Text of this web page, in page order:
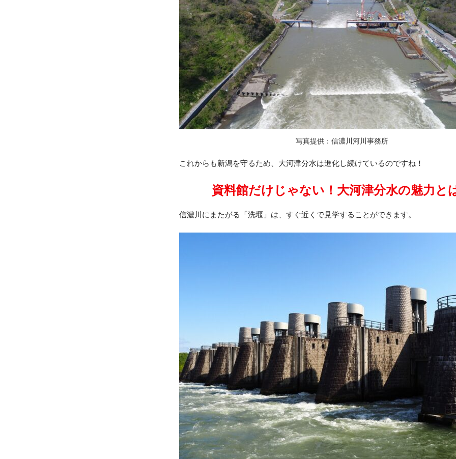
写真提供：信濃川河川事務所
これからも新潟を守るため、大河津分水は進化し続けているのですね！
資料館だけじゃない！大河津分水の魅力と
信濃川にまたがる「洗堰」は、すぐ近くで見学することができます。